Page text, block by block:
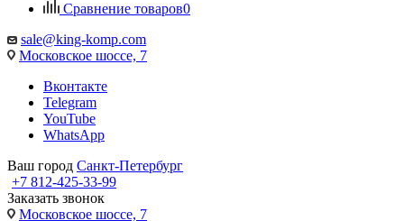
Сравнение товаров0
sale@king-komp.com
Московское шоссе, 7
Вконтакте
Telegram
YouTube
WhatsApp
Ваш город Санкт-Петербург
+7 812-425-33-99
Заказать звонок
Московское шоссе, 7